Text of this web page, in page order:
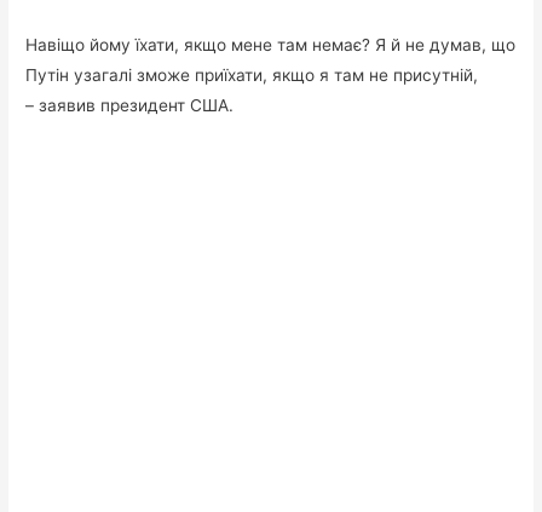
Навіщо йому їхати, якщо мене там немає? Я й не думав, що
Путін узагалі зможе приїхати, якщо я там не присутній,
– заявив президент США.